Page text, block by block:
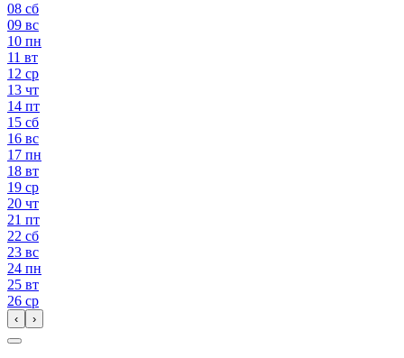
08 сб
09 вс
10 пн
11 вт
12 ср
13 чт
14 пт
15 сб
16 вс
17 пн
18 вт
19 ср
20 чт
21 пт
22 сб
23 вс
24 пн
25 вт
26 ср
‹ ›